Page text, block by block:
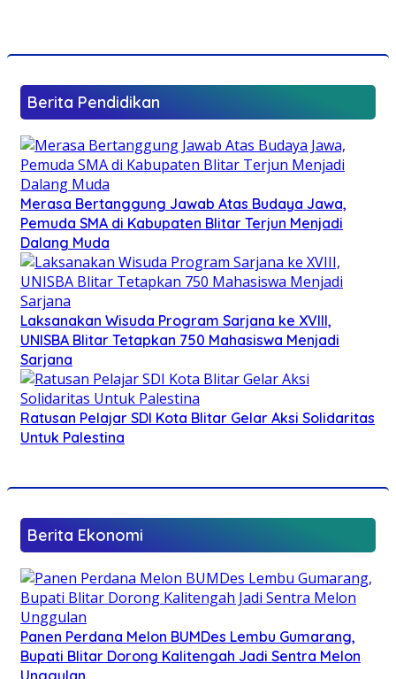
Berita Pendidikan
Merasa Bertanggung Jawab Atas Budaya Jawa,
Pemuda SMA di Kabupaten Blitar Terjun Menjadi
Dalang Muda
Laksanakan Wisuda Program Sarjana ke XVIII,
UNISBA Blitar Tetapkan 750 Mahasiswa Menjadi
Sarjana
Ratusan Pelajar SDI Kota Blitar Gelar Aksi Solidaritas
Untuk Palestina
Berita Ekonomi
Panen Perdana Melon BUMDes Lembu Gumarang,
Bupati Blitar Dorong Kalitengah Jadi Sentra Melon
Unggulan